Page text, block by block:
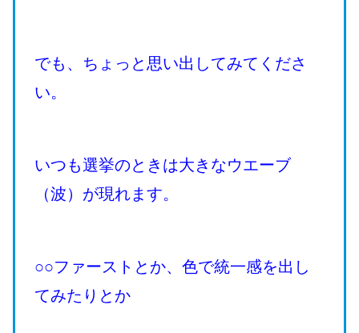
でも、ちょっと思い出してみてくださ
い。
いつも選挙のときは大きなウエーブ
（波）が現れます。
○○ファーストとか、色で統一感を出し
てみたりとか